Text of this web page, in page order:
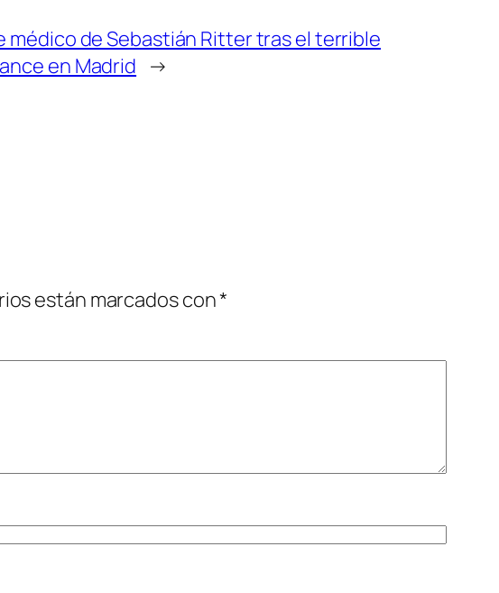
médico de Sebastián Ritter tras el terrible
en Madrid →
están marcados con*